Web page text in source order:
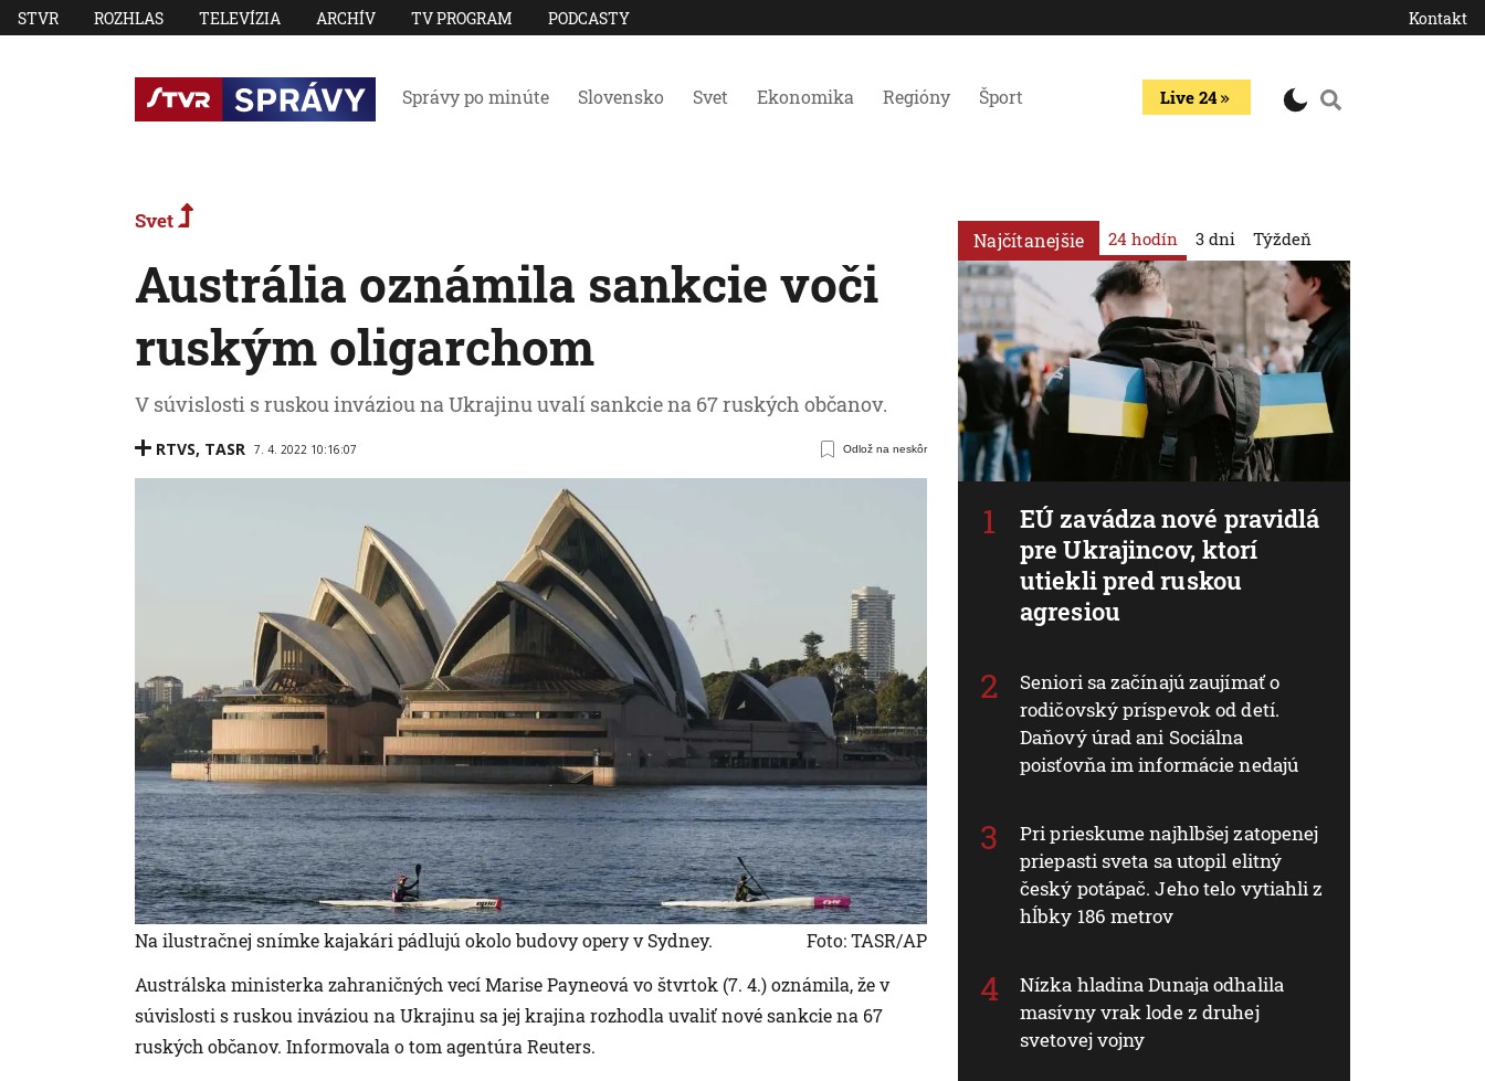
STVR ROZHLAS TELEVÍZIA ARCHÍV TV PROGRAM PODCASTY Kontakt
Správy po minúte Slovensko Svet Ekonomika Regióny Šport Live 24
Svet
Austrália oznámila sankcie voči
ruským oligarchom
V súvislosti s ruskou inváziou na Ukrajinu uvalí sankcie na 67 ruských občanov.
RTVS, TASR 7. 4. 2022 10:16:07 Odlož na neskôr
Na ilustračnej snímke kajakári pádlujú okolo budovy opery v Sydney.
Foto: TASR/AP
Austrálska ministerka zahraničných vecí Marise Payneová vo štvrtok (7. 4.) oznámila, že v
súvislosti s ruskou inváziou na Ukrajinu sa jej krajina rozhodla uvaliť nové sankcie na 67
ruských občanov. Informovala o tom agentúra Reuters.
Najčítanejšie 24 hodín
EÚ zavádza nové pravidlá
pre Ukrajincov, ktorí
utiekli pred ruskou
agresiou
Seniori sa začínajú zaujímať o
rodičovský príspevok od detí.
Daňový úrad ani Sociálna
poisťovňa im informácie nedajú
Pri prieskume najhlbšej zatopenej
priepasti sveta sa utopil elitný
český potápač. Jeho telo vytiahli z
hĺbky 186 metrov
Nízka hladina Dunaja odhalila
masívny vrak lode z druhej
svetovej vojny
3 dni Týždeň